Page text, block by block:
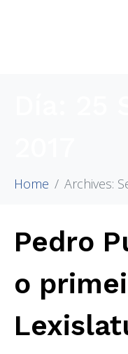
Home Archives:
Pedro
o